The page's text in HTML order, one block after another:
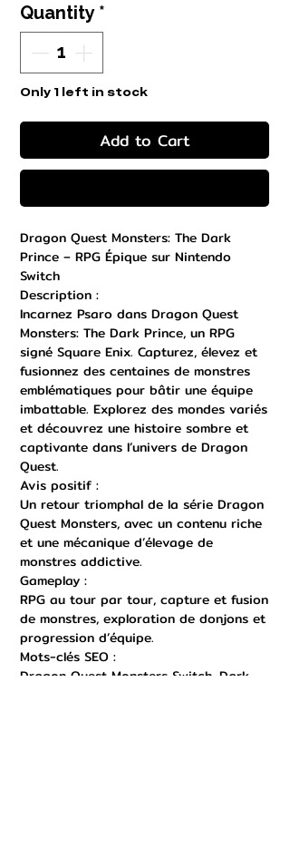
Quantity *
Only 1 left in stock
Add to Cart
Dragon Quest Monsters: The Dark
Prince – RPG Épique sur Nintendo
Switch
Description :
Incarnez Psaro dans Dragon Quest
Monsters: The Dark Prince, un RPG
signé Square Enix. Capturez, élevez et
fusionnez des centaines de monstres
emblématiques pour bâtir une équipe
imbattable. Explorez des mondes variés
et découvrez une histoire sombre et
captivante dans l’univers de Dragon
Quest.
Avis positif :
Un retour triomphal de la série Dragon
Quest Monsters, avec un contenu riche
et une mécanique d’élevage de
monstres addictive.
Gameplay :
RPG au tour par tour, capture et fusion
de monstres, exploration de donjons et
progression d’équipe.
Mots-clés SEO :
Dragon Quest Monsters Switch, Dark